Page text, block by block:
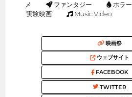
メ
ファンタジー ホラー
実験映画
Music Video
映画祭
ウェブサイト
FACEBOOK
TWITTER